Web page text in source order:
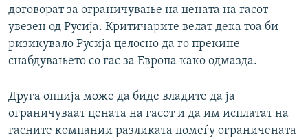
договорат за ограничување на цената на гасот
увезен од Русија. Критичарите велат дека тоа би
ризикувало Русија целосно да го прекине
снабдувањето со гас за Европа како одмазда.
Друга опција може да биде владите да ја
ограничуваат цената на гасот и да им исплатат на
гасните компании разликата помеѓу ограничената